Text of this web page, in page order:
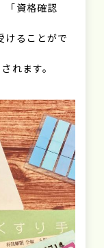
「資格確認
けることがで
れます。